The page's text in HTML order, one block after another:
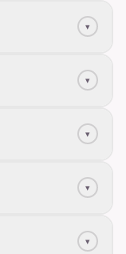
▾
▾
▾
▾
▾